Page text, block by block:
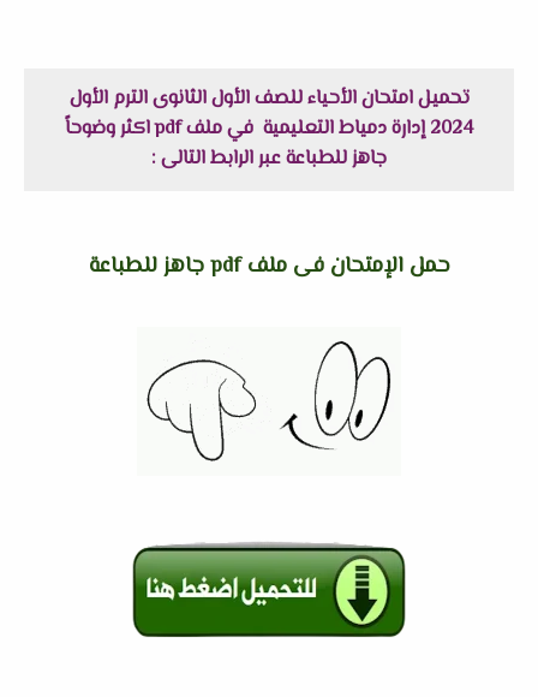
تحميل امتحان الأحياء للصف الأول الثانوى الترم الأول
2024 إدارة دمياط التعليمية في ملف pdf اكثر وضوحاً
جاهز للطباعة عبر الرابط التالى :
حمل الإمتحان فى ملف pdf جاهز للطباعة